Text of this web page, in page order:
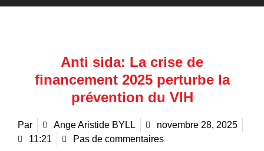
Anti sida: La crise de
financement 2025 perturbe la
prévention du VIH
Par Ange Aristide BYLL
novembre 28, 2025
11:21
Pas de commentaires